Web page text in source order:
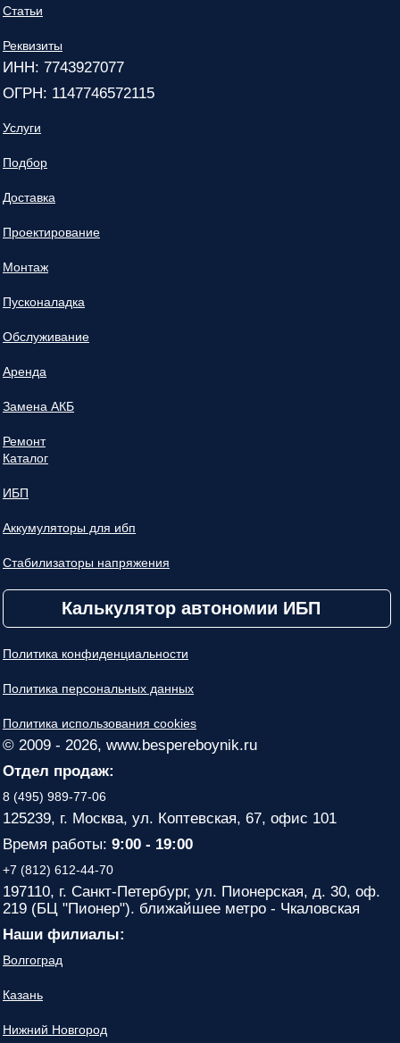
Статьи
Реквизиты
ИНН: 7743927077
ОГРН: 1147746572115
Услуги
Подбор
Доставка
Проектирование
Монтаж
Пусконаладка
Обслуживание
Аренда
Замена АКБ
Ремонт
Каталог
ИБП
Аккумуляторы для ибп
Стабилизаторы напряжения
Калькулятор автономии ИБП
Политика конфиденциальности
Политика персональных данных
Политика использования cookies
© 2009 - 2026, www.bespereboynik.ru
Отдел продаж:
8 (495) 989-77-06
125239, г. Москва, ул. Коптевская, 67, офис 101
Время работы: 9:00 - 19:00
+7 (812) 612-44-70
197110, г. Санкт-Петербург, ул. Пионерская, д. 30, оф.
219 (БЦ "Пионер"). ближайшее метро - Чкаловская
Наши филиалы:
Волгоград
Казань
Нижний Новгород